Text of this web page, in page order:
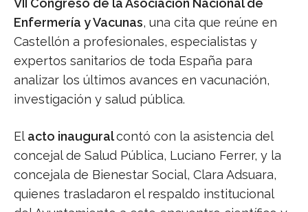
VII Congreso de la Asociación Nacional de
Enfermería y Vacunas, una cita que reúne en
Castellón a profesionales, especialistas y
expertos sanitarios de toda España para
analizar los últimos avances en vacunación,
investigación y salud pública.
El acto inauguralcontó con la asistencia del
concejal de Salud Pública, Luciano Ferrer, y la
concejala de Bienestar Social, Clara Adsuara,
quienes trasladaron el respaldo institucional